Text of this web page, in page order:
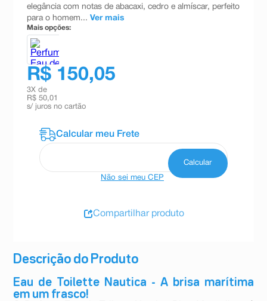
Descrição do Produto
Eau de Toilette Nautica - A brisa marítima
em um frasco!
elegância com notas de abacaxi, cedro e almíscar, perfeito
para o homem... Ver mais
Mais opções:
R$ 150,05
3X de
R$ 50,01
s/ juros no cartão
Não sei meu CEP
Compartilhar produto